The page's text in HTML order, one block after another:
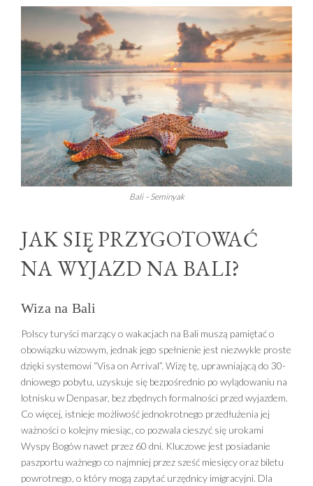
Bali – Seminyak
JAK SIĘ PRZYGOTOWAĆ
NA WYJAZD NA BALI?
Wiza na Bali
Polscy turyści marzący o wakacjach na Bali muszą pamiętać o
obowiązku wizowym, jednak jego spełnienie jest niezwykle proste
dzięki systemowi “Visa on Arrival”. Wizę tę, uprawniającą do 30-
dniowego pobytu, uzyskuje się bezpośrednio po wylądowaniu na
lotnisku w Denpasar, bez zbędnych formalności przed wyjazdem.
Co więcej, istnieje możliwość jednokrotnego przedłużenia jej
ważności o kolejny miesiąc, co pozwala cieszyć się urokami
Wyspy Bogów nawet przez 60 dni. Kluczowe jest posiadanie
paszportu ważnego co najmniej przez sześć miesięcy oraz biletu
powrotnego, o który mogą zapytać urzędnicy imigracyjni. Dla